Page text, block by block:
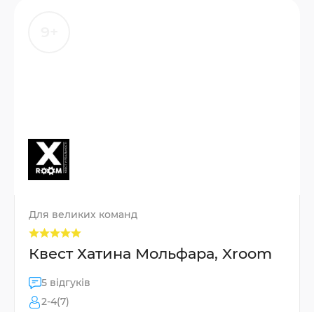
Для великих команд
Квест Хатина Мольфара, Xroom
5 відгуків
2-4(7)